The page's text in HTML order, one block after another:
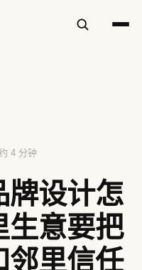
包装设计
4 分钟
牌设计怎
生意要把
邻里信任